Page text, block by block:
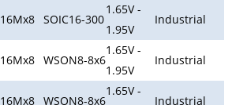
16Mx8 SOIC16-300
1.65V -
1.95V
Industrial
16Mx8 WSON8-8x6
1.65V -
1.95V
Industrial
16Mx8 WSON8-8x6
1.65V -
Industrial